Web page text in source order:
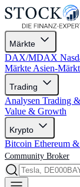
Märkte
DAX/MDAX
Märkte Asien-
Trading
Analysen Trading
Value & Growth
Krypto
Bitcoin Ethereum
Community Broker